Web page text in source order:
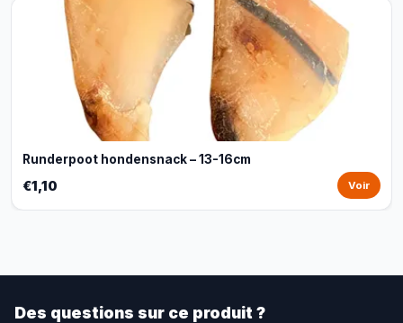
Runderpoot hondensnack – 13-16cm
€1,10 Voir
Des questions sur ce produit ?